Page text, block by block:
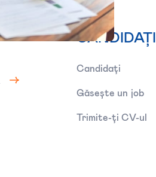
CANDIDAȚI
Candidați
Găsește un job
Trimite-ți CV-ul